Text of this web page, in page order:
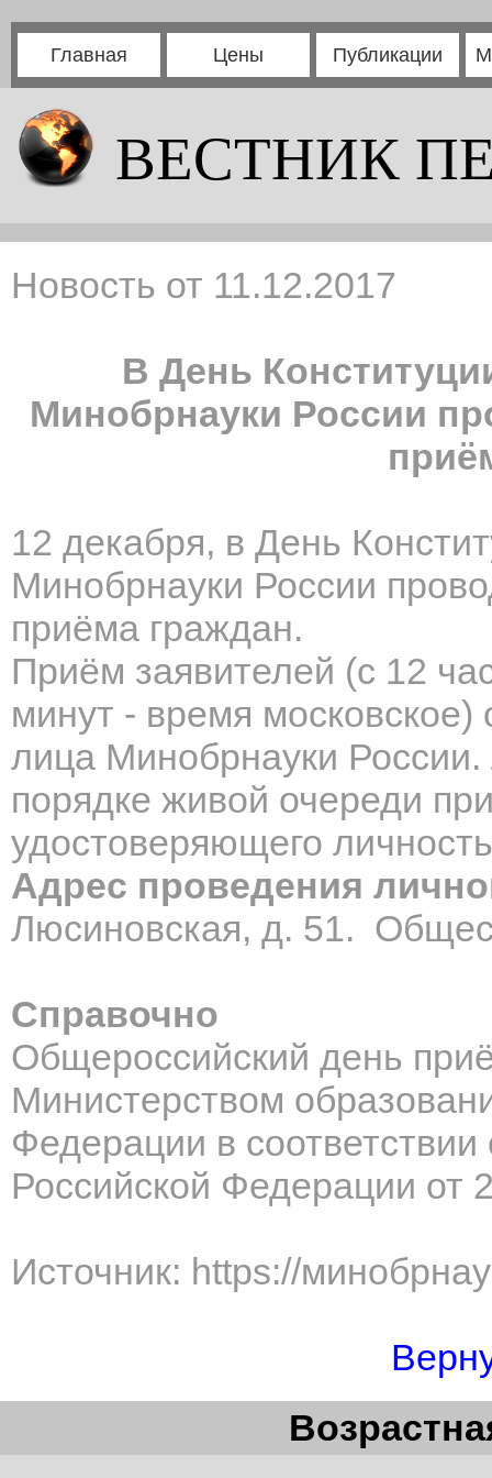
Главная Цены Публикации
ВЕСТНИК
Новость от 11.12.2017
В День
Минобрнауки России
12 декабря, в День
Минобрнауки России
приёма граждан.
Приём заявителей (с 12
минут - время
лица Минобрнауки
порядке живой очереди
удостоверяющего
Адрес проведения
Люсиновская, д. 51.
Справочно
Общероссийский день
Министерством
Федерации в
Российской Федерации от
Источник: https://